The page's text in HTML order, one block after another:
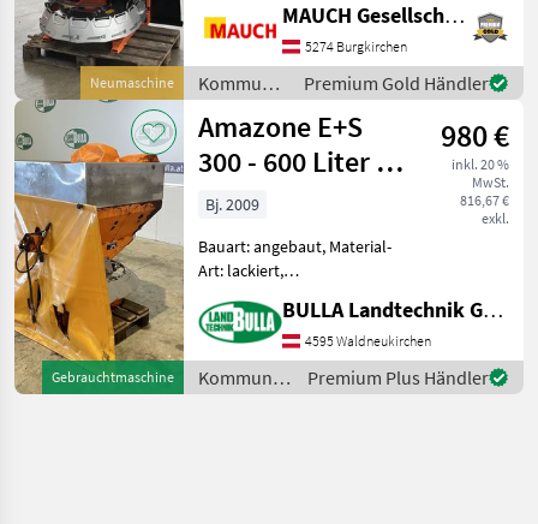
Neumaschine
Streubegrenzung
Ausstattung: - 1.110lt.
Volumen -
Mehrschichtlackierung -
Gelenkwelle Walterscheid -
Bo
MAUCH Gesellschaft m.b.H. & Co.KG
5274 Burgkirchen
Kommunalgeräte
/ Amazone
Premium Gold Händler
Gebrauchtmaschine
Amazone E+S
300 - 600 Liter -
hydraulischer
Schieber
980 €
inkl. 20 %
MwSt.
816,67 €
exkl.
Bj. 2009
Bauart: angebaut, Material-
Art: lackiert,
hydraulisch, Rührwerk,
Lichtanlage, Abdeckplane,
Streubegrenzung AMAZONE
E+S Streuer +
BULLA Landtechnik GmbH
4595 Waldneukirchen
Kommunalgeräte
/ Amazone
Premium Plus Händler